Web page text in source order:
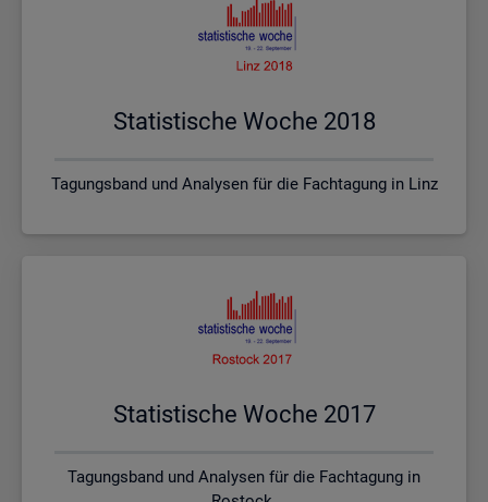
Sta­tis­ti­sche Woche 2018
Tagungsband und Analysen für die Fachtagung in Linz
Sta­tis­ti­sche Woche 2017
Tagungsband und Analysen für die Fachtagung in